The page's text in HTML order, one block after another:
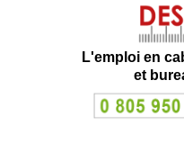
L'emploi en
et